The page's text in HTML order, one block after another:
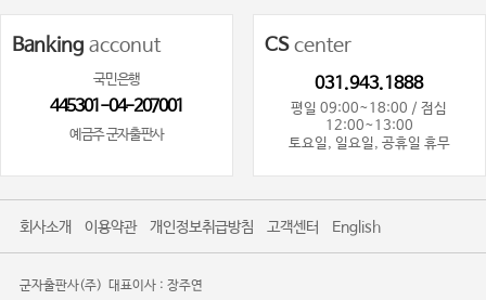
Banking acconut
국민은행
445301-04-207001
예금주 군자출판사
CScenter
031.943.1888
평일 09:00~18:00 / 점심
12:00~13:00
토요일, 일요일, 공휴일 휴무
회사소개 이용약관 개인정보취급방침 고객센터 English
군자출판사(주) 대표이사 : 장주연